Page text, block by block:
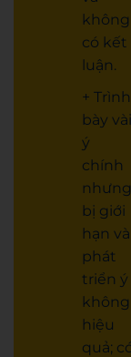
không
có kết
luận.
+ Trình
bày vài
ý
chính
nhưng
bị giới
hạn và
phát
triển ý
không
hiệu
quả;